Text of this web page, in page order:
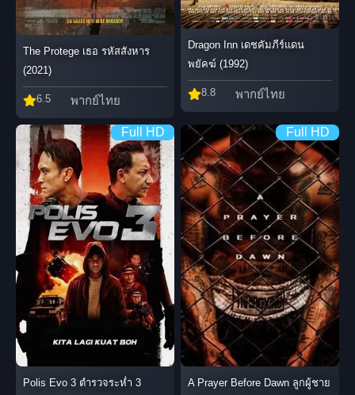
The Protege เธอ รหัสสังหาร
(2021)
6.5 พากย์ไทย
Dragon Inn เดชคัมภีร์แดน
พยัคฆ์ (1992)
8.8 พากย์ไทย
Full HD
Polis Evo 3 ตำรวจระห่ำ 3
Full HD
A Prayer Before Dawn ลูกผู้ชาย